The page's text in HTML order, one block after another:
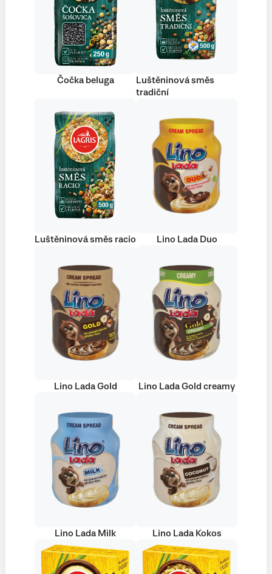
Čočka beluga
Luštěninová směs
tradiční
Luštěninová směs racio Lino Lada Duo
Lino Lada Gold Lino Lada Gold creamy
Lino Lada Milk Lino Lada Kokos